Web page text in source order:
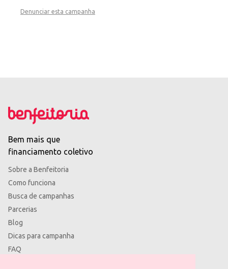
Denunciar esta campanha
Bem mais que
financiamento coletivo
Sobre a Benfeitoria
Como funciona
Busca de campanhas
Parcerias
Blog
Dicas para campanha
FAQ